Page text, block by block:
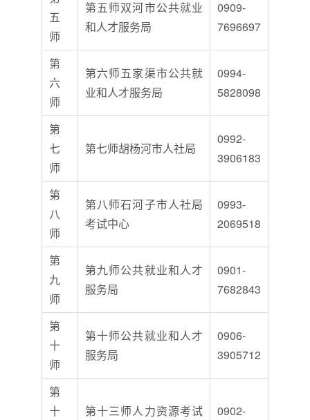
五
师
第五师双河市公共就业
和人才服务局
0909-
7696697
第
六
师
第六师五家渠市公共就
业和人才服务局
0994-
5828098
第
七
师
第七师胡杨河市人社局
0992-
3906183
第
八
师
第八师石河子市人社局
考试中心
0993-
2069518
第
九
师
第九师公共就业和人才
服务局
0901-
7682843
第
十
师
第十师公共就业和人才
服务局
0906-
3905712
第
十
第十三师人力资源考试
0902-